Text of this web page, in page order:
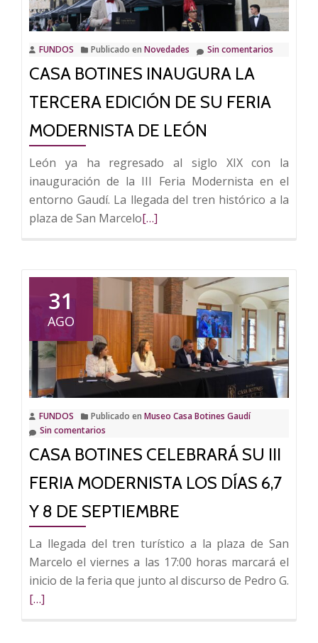
IV
Feria
Modernista
al
de
López
FUNDOS Publicado en Novedades Sin comentarios
CASA BOTINES INAUGURA LA
TERCERA EDICIÓN DE SU FERIA
MODERNISTA DE LEÓN
León ya ha regresado al siglo XIX con la
inauguración de la III Feria Modernista en el
entorno Gaudí. La llegada del tren histórico a la
plaza de San MarceloLeer
Botines
inaugura
la
tercera
edición
de
su
Feria
de
León
[…]
31
AGO
FUNDOS Publicado en Museo Casa Botines Gaudí
Sin comentarios
CASA BOTINES CELEBRARÁ SU III
FERIA MODERNISTA LOS DÍAS 6,7
Y 8 DE SEPTIEMBRE
La llegada del tren turístico a la plaza de San
Marcelo el viernes a las 17:00 horas marcará el
inicio de la feria que junto al discurso de Pedro G.
[…]